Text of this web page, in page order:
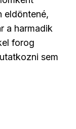
eldöntené,
a harmadik
forog
sem